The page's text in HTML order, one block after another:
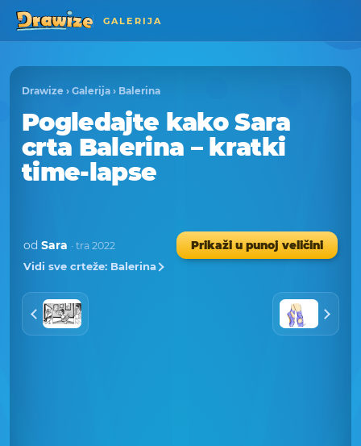
GALERIJA
Drawize › Galerija › Balerina
Pogledajte kako Sara
crta Balerina – kratki
time-lapse
od Sara · tra 2022
Prikaži u punoj veličini
Vidi sve crteže: Balerina